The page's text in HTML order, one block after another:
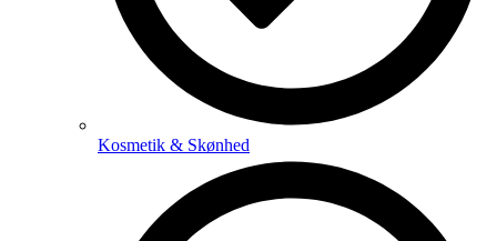
Kosmetik & Skønhed